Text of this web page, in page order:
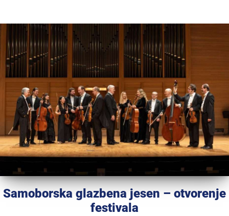
Samoborska glazbena jesen – otvorenje
festivala